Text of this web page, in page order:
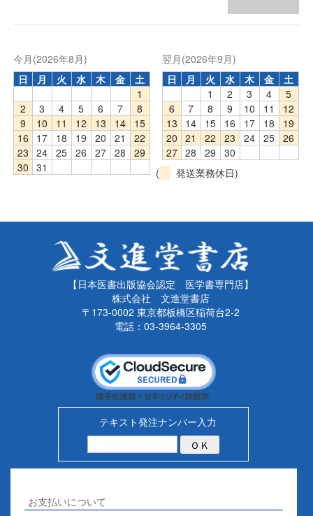
今月(2026年8月)
日
月 火 水 木 金
土
1
2
3 4 5 6 7
8
9
10 11 12 13 14
15
16
17 18 19 20 21
22
23
24 25 26 27 28
29
30
31
翌月(2026年9月)
日
月 火 水 木 金
土
1
2 3 4
5
6
7 8 9 10 11
12
13
14 15 16 17 18
19
20
21 22 23 24 25
26
27 28 29
30
(
発送業務休日)
【日本医書出版協会認定 医学書専門店】
株式会社 文進堂書店
〒173-0002 東京都板橋区稲荷台2-2
電話：03-3964-3305
テキスト発注ナンバー入力
お支払いについて